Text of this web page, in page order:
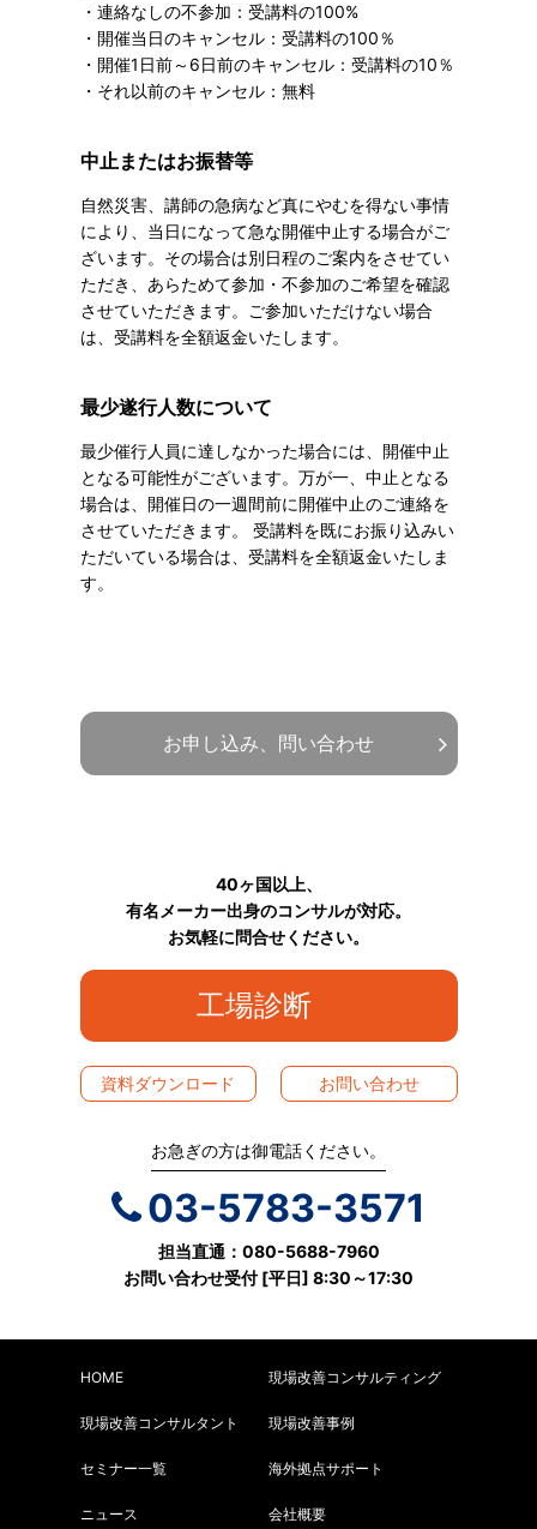
・連絡なしの不参加：受講料の100%
・開催当日のキャンセル：受講料の100％
・開催1日前～6日前のキャンセル：受講料の10％
・それ以前のキャンセル：無料
中止またはお振替等
自然災害、講師の急病など真にやむを得ない事情
により、当日になって急な開催中止する場合がご
ざいます。その場合は別日程のご案内をさせてい
ただき、あらためて参加・不参加のご希望を確認
させていただきます。ご参加いただけない場合
は、受講料を全額返金いたします。
最少遂行人数について
最少催行人員に達しなかった場合には、開催中止
となる可能性がございます。万が一、中止となる
場合は、開催日の一週間前に開催中止のご連絡を
させていただきます。 受講料を既にお振り込みい
ただいている場合は、受講料を全額返金いたしま
す。
お申し込み、問い合わせ
40ヶ国以上、
有名メーカー出身のコンサルが対応。
お気軽に問合せください。
工場診断
資料ダウンロード お問い合わせ
お急ぎの方は御電話ください。
03-5783-3571
担当直通：080-5688-7960
お問い合わせ受付 [平日] 8:30～17:30
HOME 現場改善コンサルティング
現場改善コンサルタント 現場改善事例
セミナー一覧 海外拠点サポート
ニュース 会社概要